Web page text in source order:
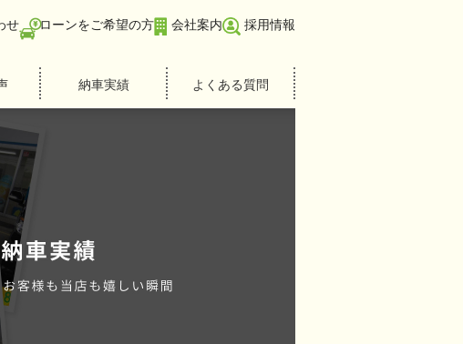
せ ローンをご希望の方 会社案内 採用情報
納車実績 よくある質問